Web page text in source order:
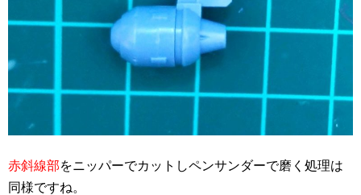
赤斜線部をニッパーでカットしペンサンダーで磨く処理は
同様ですね。